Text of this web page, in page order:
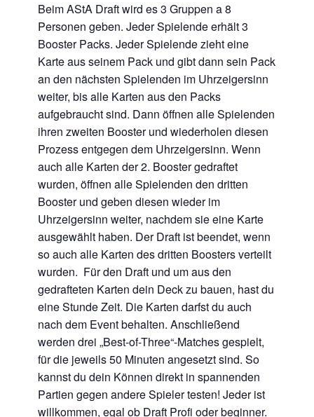
Beim AStA Draft wird es 3 Gruppen a 8
Personen geben. Jeder Spielende erhält 3
Booster Packs. Jeder Spielende zieht eine
Karte aus seinem Pack und gibt dann sein Pack
an den nächsten Spielenden im Uhrzeigersinn
weiter, bis alle Karten aus den Packs
aufgebraucht sind. Dann öffnen alle Spielenden
ihren zweiten Booster und wiederholen diesen
Prozess entgegen dem Uhrzeigersinn. Wenn
auch alle Karten der 2. Booster gedraftet
wurden, öffnen alle Spielenden den dritten
Booster und geben diesen wieder im
Uhrzeigersinn weiter, nachdem sie eine Karte
ausgewählt haben. Der Draft ist beendet, wenn
so auch alle Karten des dritten Boosters verteilt
wurden. Für den Draft und um aus den
gedrafteten Karten dein Deck zu bauen, hast du
eine Stunde Zeit. Die Karten darfst du auch
nach dem Event behalten. Anschließend
werden drei „Best-of-Three“-Matches gespielt,
für die jeweils 50 Minuten angesetzt sind. So
kannst du dein Können direkt in spannenden
Partien gegen andere Spieler testen! Jeder ist
willkommen, egal ob Draft Profi oder beginner.